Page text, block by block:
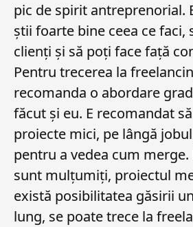
pic de spirit antreprenorial.
știi foarte bine ceea ce faci,
clienți și să poți face față
Pentru trecerea la
recomanda o abordare
făcut și eu. E recomandat
proiecte mici, pe lângă jobul
pentru a vedea cum
sunt mulțumiți, proiectul
există posibilitatea găsirii
lung, se poate trece la